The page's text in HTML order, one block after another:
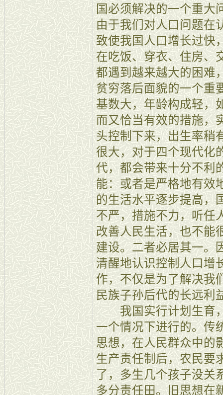
国必须解决的一个重大
由于我们对人口问题在
致使我国人口增长过快
在吃饭、穿衣、住房、
都遇到越来越大的困难
贫穷落后面貌的一个重
基数大，年龄构成轻，
而又恰当有效的措施，
头控制下来，出生率稍
很大，对于四个现代化
代，都会带来十分不利
能：或者是严格地有效
的生活水平逐步提高，
不严，措施不力，听任
改善人民生活，也不能
建设。二者必居其一。
清醒地认识控制人口增
作，不仅是为了解决我
民族子孙后代的长远利
我国实行计划生育，
一个情况下进行的。传
思想，在人民群众中的
生产责任制后，农民要
了，多生几个孩子没关
多分责任田。旧思想在